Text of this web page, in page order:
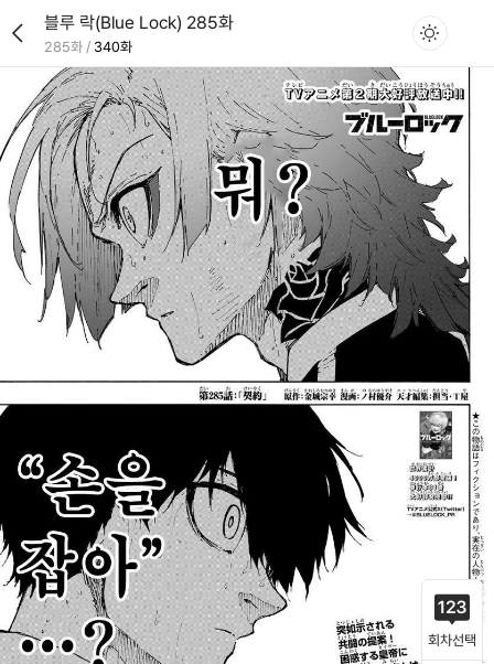
블루 락(Blue Lock) 285화
285화 / 340화
회차선택